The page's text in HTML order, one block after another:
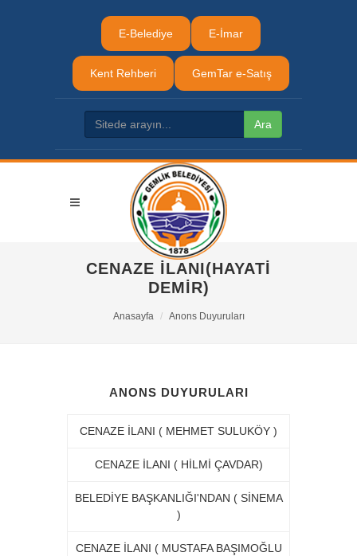
E-Belediye E-İmar
Kent Rehberi GemTar e-Satış
CENAZE İLANI(HAYATİ
DEMİR)
Anasayfa Anons Duyuruları
ANONS DUYURULARI
CENAZE İLANI ( MEHMET SULUKÖY )
CENAZE İLANI ( HİLMİ ÇAVDAR)
BELEDİYE BAŞKANLIĞI'NDAN ( SİNEMA
)
CENAZE İLANI ( MUSTAFA BAŞIMOĞLU